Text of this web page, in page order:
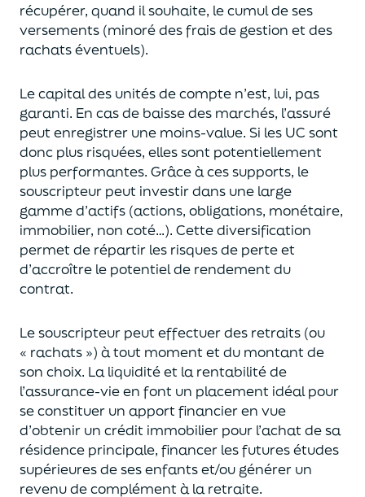
récupérer, quand il souhaite, le cumul de ses
versements (minoré des frais de gestion et des
rachats éventuels).
Le capital des unités de compte n’est, lui, pas
garanti. En casde baisse des marchés, l’assuré
peut enregistrer une moins-value. Si les UC sont
donc plus risquées, elles sont potentiellement
plus performantes. Grâce à ces supports, le
souscripteur peut investir dans une large
gamme d’actifs (actions, obligations, monétaire,
immobilier, non coté…). Cette diversification
permet de répartir les risques de perte et
d’accroître le potentielde rendement du
contrat.
Le souscripteur peut effectuer des retraits (ou
« rachats ») à tout moment et du montant de
son choix. Laliquiditéet la rentabilité de
l’assurance-vie en font un placement idéal pour
se constituer un apport financier en vue
d’obtenir un crédit immobilier pour l’achat desa
résidence principale, financer les futures études
supérieures de ses enfantset/ou générer un
revenu de complément à la retraite.